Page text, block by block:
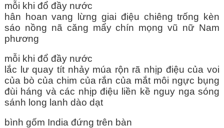
mỗi khi đổ đầy nước
hân hoan vang lừng giai điệu chiêng trống kèn
sáo nồng nã căng mẩy chín mọng vũ nữ Nam
phương
mỗi khi đổ đầy nước
lắc lư quay tít nhảy múa rộn rã nhịp điệu của voi
của bò của chim của rắn của mắt môi ngực bụng
đùi háng và các nhịp điệu liền kề nguy nga sóng
sánh long lanh dào dạt
bình gốm India đứng trên bàn